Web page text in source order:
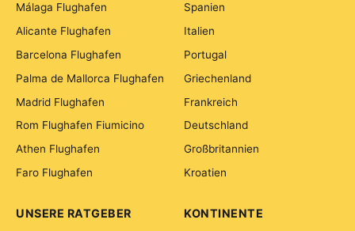
Málaga Flughafen
Alicante Flughafen
Barcelona Flughafen
Palma de Mallorca Flughafen
Madrid Flughafen
Rom Flughafen Fiumicino
Athen Flughafen
Faro Flughafen
Spanien
Italien
Portugal
Griechenland
Frankreich
Deutschland
Großbritannien
Kroatien
KONTINENTE
UNSERE RATGEBER